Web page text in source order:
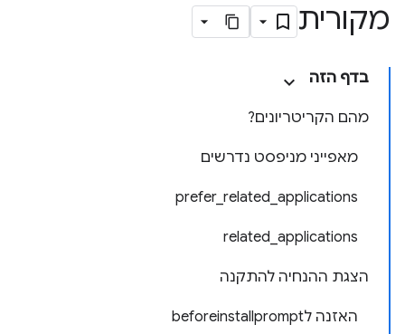
מקורית
בדף הזה
מהם הקריטריונים?
מאפייני מניפסט נדרשים
prefer_related_applications
related_applications
הצגת ההנחיה להתקנה
האזנה לbeforeinstallprompt